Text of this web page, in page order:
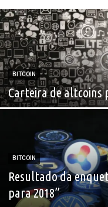
BITCOIN
Carteira de altcoins
BITCOIN
Resultado da
para 2018”